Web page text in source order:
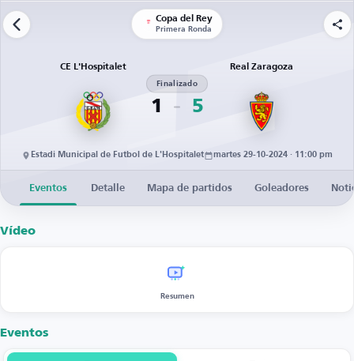
Copa del Rey
Primera Ronda
CE L'Hospitalet
1
Finalizado
5
Real Zaragoza
Estadi Municipal de Futbol de L'Hospitalet martes 29-10-2024 · 11:00 pm
Eventos Detalle Mapa de partidos Goleadores
Vídeo
Resumen
Eventos